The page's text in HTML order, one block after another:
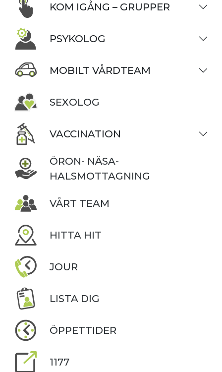
KOM IGÅNG – GRUPPER
PSYKOLOG
MOBILT VÅRDTEAM
SEXOLOG
VACCINATION
ÖRON- NÄSA-
HALSMOTTAGNING
VÅRT TEAM
HITTA HIT
JOUR
LISTA DIG
ÖPPETTIDER
1177